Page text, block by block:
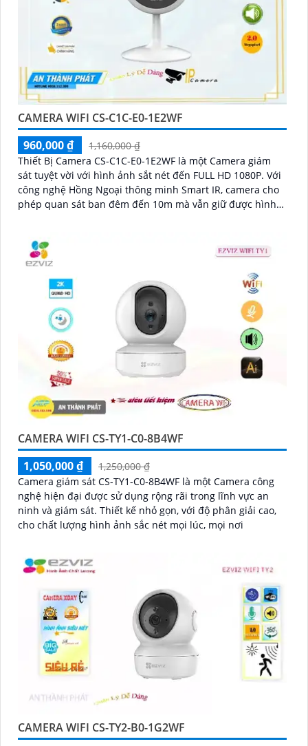
CAMERA WIFI CS-C1C-E0-1E2WF
960,000 ₫
1,160,000 ₫
Thiết Bị Camera CS-C1C-E0-1E2WF là một Camera giám
sát tuyệt vời với hình ảnh sắt nét đến FULL HD 1080P. Với
công nghệ Hồng Ngoại thông minh Smart IR, camera cho
phép quan sát ban đêm đến 10m mà vẫn giữ được hình
CAMERA WIFI CS-TY1-C0-8B4WF
1,050,000 ₫
1,250,000 ₫
Camera giám sát CS-TY1-C0-8B4WF là một Camera công
nghệ hiện đại được sử dụng rộng rãi trong lĩnh vực an
ninh và giám sát. Thiết kế nhỏ gọn, với độ phân giải cao,
cho chất lượng hình ảnh sắc nét mọi lúc, mọi nơi
CAMERA WIFI CS-TY2-B0-1G2WF